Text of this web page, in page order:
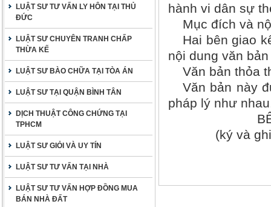
LUẬT SƯ TƯ VẤN LY HÔN TẠI THỦ
ĐỨC
LUẬT SƯ CHUYÊN TRANH CHẤP
THỪA KẾ
LUẬT SƯ BÀO CHỮA TẠI TÒA ÁN
LUẬT SƯ TẠI QUẬN BÌNH TÂN
DỊCH THUẬT CÔNG CHỨNG TẠI
TPHCM
LUẬT SƯ GIỎI VÀ UY TÍN
LUẬT SƯ TƯ VẤN TẠI NHÀ
LUẬT SƯ TƯ VẤN HỢP ĐỒNG MUA
BÁN NHÀ ĐẤT
hành vi dân sự
Mục đích và
Hai bên giao
nội dung văn
Văn bản thỏa
Văn bản này
pháp lý như
(ký và